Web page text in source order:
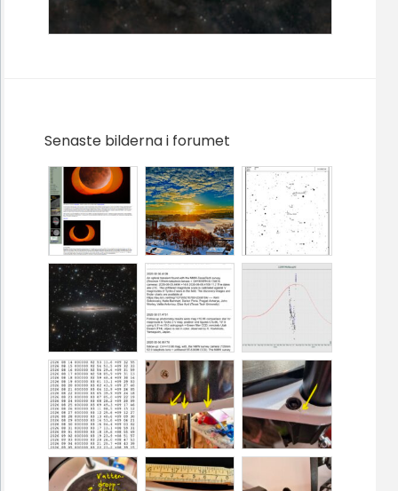
Senaste bilderna i forumet